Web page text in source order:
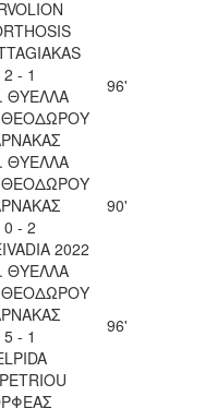
2 - 1
ΘΥΕΛΛΑ
ΘΕΟΔΩΡΟΥ
96'
ΘΥΕΛΛΑ
ΘΕΟΔΩΡΟΥ
0 - 2
2022
90'
ΘΥΕΛΛΑ
ΘΕΟΔΩΡΟΥ
5 - 1
96'